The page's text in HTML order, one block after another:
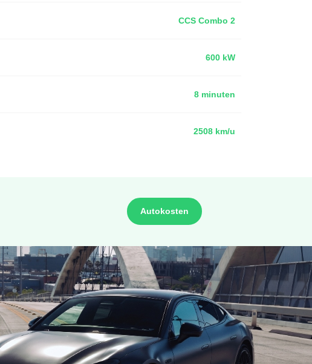
CCS Combo 2
600 kW
8 minuten
2508 km/u
Autokosten